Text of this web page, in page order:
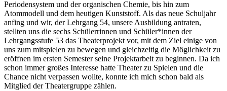
Periodensystem und der organischen Chemie, bis hin zum
Atommodell und dem heutigen Kunststoff. Als das neue Schuljahr
anfing und wir, der Lehrgang 54, unsere Ausbildung antraten,
stellten uns die sechs Schülerrinnen und Schüler*innen der
Lehrgangsstufe 53 das Theaterprojekt vor, mit dem Ziel einige von
uns zum mitspielen zu bewegen und gleichzeitig die Möglichkeit zu
eröffnen im ersten Semester seine Projektarbeit zu beginnen. Da ich
schon immer großes Interesse hatte Theater zu Spielen und die
Chance nicht verpassen wollte, konnte ich mich schon bald als
Mitglied der Theatergruppe zählen.